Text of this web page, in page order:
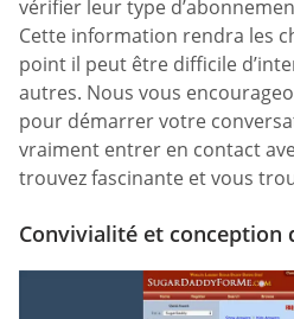
vérifier leur type
Cette information rendra les
point il peut être difficile
autres. Nous vous
pour démarrer votre
vraiment entrer en contact
trouvez fascinante et vous
Convivialité et conception